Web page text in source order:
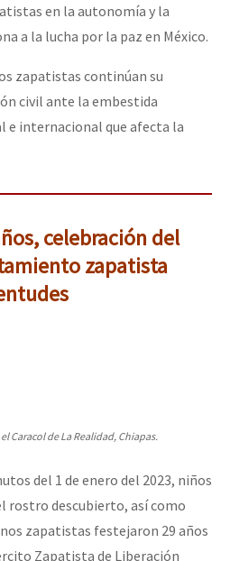
en la autonomía y la
a la lucha por la paz en México.
zapatistas continúan su
civil ante la embestida
e internacional que afecta la
celebración del
zapatista
Caracol de La Realidad, Chiapas.
del 1 de enero del 2023, niños
rostro descubierto, así como
zapatistas festejaron 29 años
Zapatista de Liberación